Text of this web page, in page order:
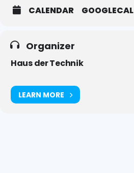
CALENDAR GOOGLECAL
Organizer
Haus der Technik
LEARN MORE